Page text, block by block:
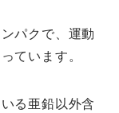
パクで、運動
ています。
る亜鉛以外含